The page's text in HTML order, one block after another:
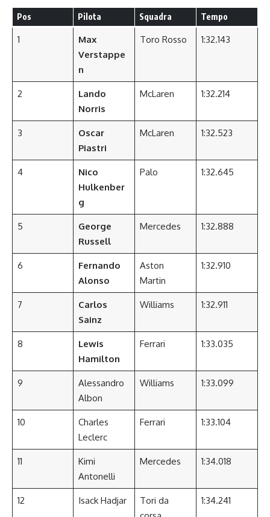
Pos Pilota Squadra Tempo
1
Max
Verstappe
n
Toro Rosso 1:32.143
2
Lando
Norris
McLaren 1:32.214
3
Oscar
Piastri
McLaren 1:32.523
4
Nico
Hulkenber
g
Palo 1:32.645
5
George
Russell
Mercedes 1:32.888
6
Fernando
Alonso
Aston
Martin
1:32.910
7
Carlos
Sainz
Williams 1:32.911
8
Lewis
Hamilton
Ferrari 1:33.035
9
Alessandro
Albon
Williams 1:33.099
10
Charles
Leclerc
Ferrari 1:33.104
11
Kimi
Antonelli
Mercedes 1:34.018
12 Isack Hadjar
Tori da
1:34.241